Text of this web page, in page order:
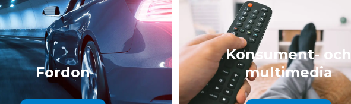
Fordon
Konsument- och
multimedia